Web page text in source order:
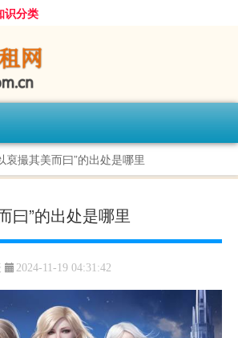
识分类
裒撮其美而曰”的出处是哪里
曰”的出处是哪里
2024-11-19 04:31:42